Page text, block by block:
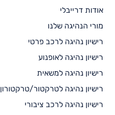
אודות דרייבלי
מורי הנהיגה שלנו
רישיון נהיגה לרכב פרטי
רישיון נהיגה לאופנוע
רישיון נהיגה למשאית
רישיון נהיגה לטרקטור/טרקטורון
רישיון נהיגה לרכב ציבורי